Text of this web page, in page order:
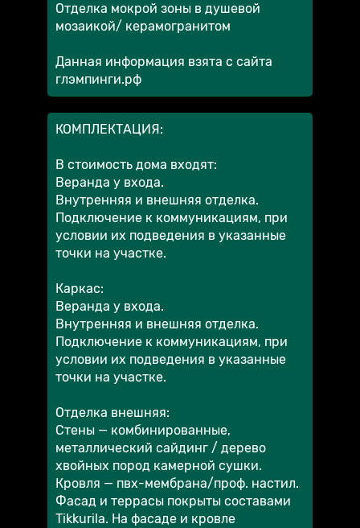
Отделка мокрой зоны в душевой
мозаикой/ керамогранитом
Данная информация взята с сайта
глэмпинги.рф
КОМПЛЕКТАЦИЯ:
В стоимость дома входят:
Веранда у входа.
Внутренняя и внешняя отделка.
Подключение к коммуникациям, при
условии их подведения в указанные
точки на участке.
Каркас:
Веранда у входа.
Внутренняя и внешняя отделка.
Подключение к коммуникациям, при
условии их подведения в указанные
точки на участке.
Отделка внешняя:
Стены — комбинированные,
металлический сайдинг / дерево
хвойных пород камерной сушки.
Кровля — пвх-мембрана/проф. настил.
Фасад и террасы покрыты составами
Tikkurila. На фасаде и кровле